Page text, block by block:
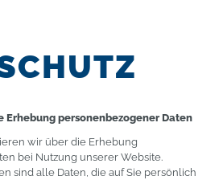
Erhebung personenbezogener Daten
wir über die Erhebung
bei Nutzung unserer Website.
sind alle Daten, die auf Sie persönlich